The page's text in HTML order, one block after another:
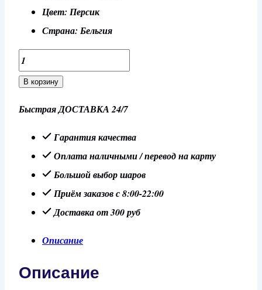
Цвет: Персик
Страна: Бельгия
Количество
товара
14"/35
Персик,
пастель
В корзину
Быстрая ДОСТАВКА 24/7
Гарантия качества
Оплата наличными / перевод на карту
Большой выбор шаров
Приём заказов с 8:00-22:00
Доставка от 300 руб
Описание
Описание